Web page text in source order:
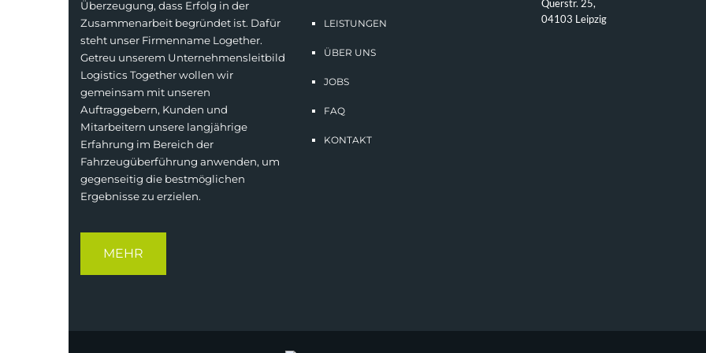
Überzeugung, dass Erfolg in der
Zusammenarbeit begründet ist. Dafür
steht unser Firmenname Logether.
Getreu unserem Unternehmensleitbild
Logistics Together wollen wir
gemeinsam mit unseren
Auftraggebern, Kunden und
Mitarbeitern unsere langjährige
Erfahrung im Bereich der
Fahrzeugüberführung anwenden, um
gegenseitig die bestmöglichen
Ergebnisse zu erzielen.
MEHR
LEISTUNGEN
ÜBER UNS
JOBS
FAQ
KONTAKT
Querstr. 25,
04103 Leipzig